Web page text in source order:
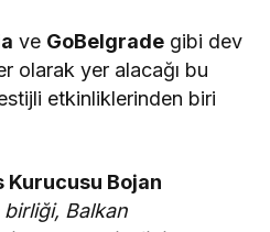
ve GoBelgrade gibi dev
olarak yer alacağı bu
etkinliklerinden biri
Kurucusu Bojan
birliği, Balkan